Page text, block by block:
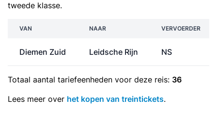
tweede klasse.
VAN NAAR VERVOERDER
Diemen Zuid Leidsche Rijn NS
Totaal aantal tariefeenheden voor deze reis: 36
Lees meer over het kopen van treintickets.